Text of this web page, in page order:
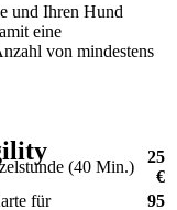
und Ihren Hund
eine
von mindestens
(40 Min.)
25
€
für
95